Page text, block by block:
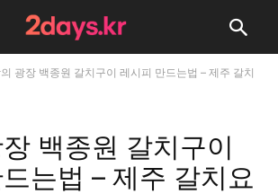
광장 백종원 갈치구이 레시피 만드는법 – 제주 갈치
백종원 갈치구이
는법 – 제주 갈치요